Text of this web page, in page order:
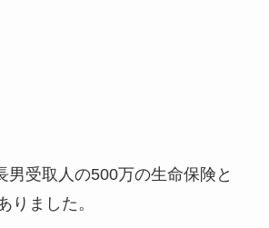
男受取人の500万の生命保険と
りました。